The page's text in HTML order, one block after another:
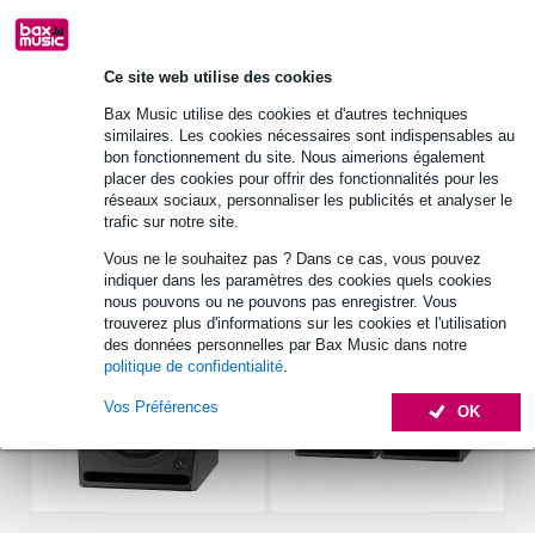
Ce site web utilise des cookies
Bax Music utilise des cookies et d'autres techniques
similaires. Les cookies nécessaires sont indispensables au
bon fonctionnement du site. Nous aimerions également
placer des cookies pour offrir des fonctionnalités pour les
réseaux sociaux, personnaliser les publicités et analyser le
trafic sur notre site.
Vous ne le souhaitez pas ? Dans ce cas, vous pouvez
indiquer dans les paramètres des cookies quels cookies
nous pouvons ou ne pouvons pas enregistrer. Vous
trouverez plus d'informations sur les cookies et l'utilisation
des données personnelles par Bax Music dans notre
politique de confidentialité
OK
Vos Préférences
Informations
Devine RX-8A
enceinte de monitoring
réponse en fréquence : 45 Hz - 20 kHz (+/-3 dB)
Afficher toutes les caractéristiques du produit